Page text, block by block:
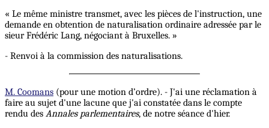
« Le même ministre transmet, avec les pièces de l'instruction, une
demande en obtention de naturalisation ordinaire adressée par le
sieur Frédéric Lang, négociant à Bruxelles. »
- Renvoi à la commission des naturalisations.
M. Coomans (pour une motion d’ordre). - J'ai une réclamation à
faire au sujet d'une lacune que j'ai constatée dans le compte
rendu des Annales parlementaires, de notre séance d'hier.